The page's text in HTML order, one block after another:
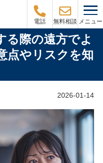
電話 無料相談 メニュー
る際の遠方でよ
点やリスクを知
2026-01-14